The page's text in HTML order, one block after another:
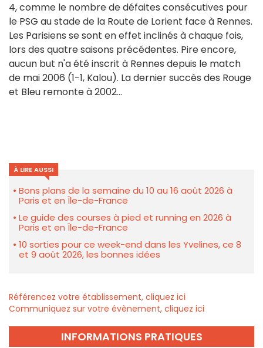
4, comme le nombre de défaites consécutives pour
le PSG au stade de la Route de Lorient face à Rennes.
Les Parisiens se sont en effet inclinés à chaque fois,
lors des quatre saisons précédentes. Pire encore,
aucun but n'a été inscrit à Rennes depuis le match
de mai 2006 (1-1, Kalou). La dernier succès des Rouge
et Bleu remonte à 2002...
À LIRE AUSSI
Bons plans de la semaine du 10 au 16 août 2026 à
Paris et en Île-de-France
Le guide des courses à pied et running en 2026 à
Paris et en Île-de-France
10 sorties pour ce week-end dans les Yvelines, ce 8
et 9 août 2026, les bonnes idées
Référencez votre établissement, cliquez ici
Communiquez sur votre évènement, cliquez ici
INFORMATIONS PRATIQUES